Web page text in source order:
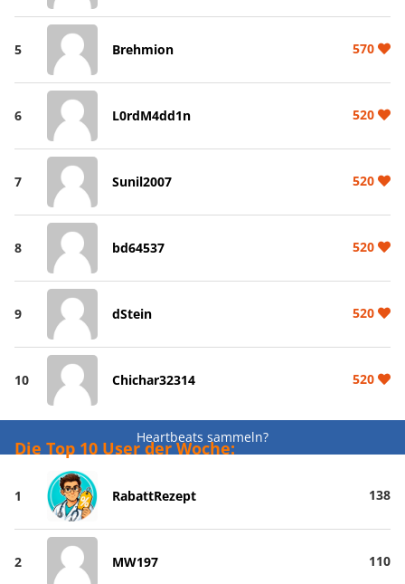
5 Brehmion 570
6 L0rdM4dd1n 520
7 Sunil2007 520
8 bd64537 520
9 dStein 520
10 Chichar32314 520
Heartbeats sammeln?
Die Top 10 User der Woche:
1 RabattRezept 138
2 MW197 110